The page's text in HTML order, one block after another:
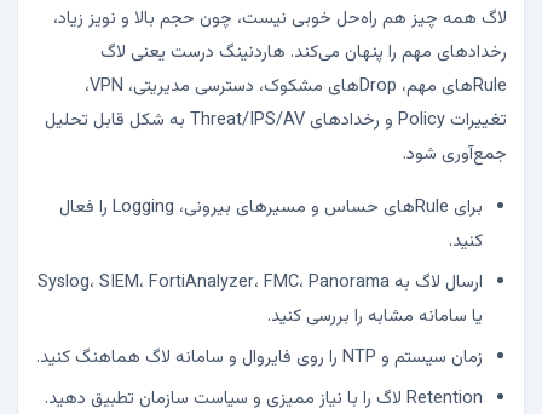
لاگ همه چیز هم راه‌حل خوبی نیست، چون حجم بالا و نویز زیاد،
رخدادهای مهم را پنهان می‌کند. هاردنینگ درست یعنی لاگ
Ruleهای مهم، Dropهای مشکوک، دسترسی مدیریتی، VPN،
تغییرات Policy و رخدادهای Threat/IPS/AV به شکل قابل تحلیل
جمع‌آوری شود.
برای Ruleهای حساس و مسیرهای بیرونی، Logging را فعال
کنید.
ارسال لاگ به Syslog، SIEM، FortiAnalyzer، FMC، Panorama
یا سامانه مشابه را بررسی کنید.
زمان سیستم و NTP را روی فایروال و سامانه لاگ هماهنگ کنید.
Retention لاگ را با نیاز ممیزی و سیاست سازمان تطبیق دهید.